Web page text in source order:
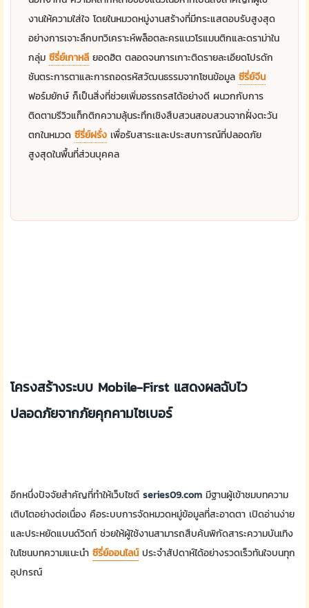
งานให้ความใส่ใจ โดยในหมวดหมู่งานสร้างที่มีกระแสตอบรับสูงสุด
อย่างการเจาะลึกบทวิเคราะห์พล็อตละครแนวโรแมนติกและดราม่าใน
กลุ่ม ซีรี่ย์เกาหลียอดฮิต ตลอดจนการเกาะติดรายละเอียดโปรดัก
ชันตระการตาและการถอดรหัสวัฒนธรรมจากโซนข้อมูล ซีรี่ย์จีน
ฟอร์มยักษ์ ก็เป็นสิ่งที่ช่วยเพิ่มอรรถรสได้อย่างดี ผนวกกับการ
ติดตามรีวิวแท็กติกความลุ้นระทึกเชิงสืบสวนสอบสวนจากฝั่งตะวัน
ตกในหมวด ซีรี่ย์ฝรั่งเพื่อรับสาระและประสบการณ์ที่ปลอดภัย
สูงสุดในพื้นที่ส่วนบุคคล
โครงสร้างระบบ Mobile-First แสดงผลฉับไว
ปลอดภัยจากภัยคุกคามไซเบอร์
อีกหนึ่งปัจจัยสำคัญที่ทำให้เว็บไซต์ series09.comมีฐานผู้เข้าชมบทความ
เติบโตอย่างต่อเนื่อง คือระบบการจัดหมวดหมู่ข้อมูลที่สะอาดตา เปิดอ่านง่าย
และประหยัดแบนด์วิดท์ ช่วยให้ผู้ใช้งานสามารถสืบค้นพิกัดสาระความบันเทิง
ในโซนบทความแนะนำ ซีรี่ย์ออนไลน์ประจำสัปดาห์ได้อย่างรวดเร็วทันใจบนทุก
อุปกรณ์